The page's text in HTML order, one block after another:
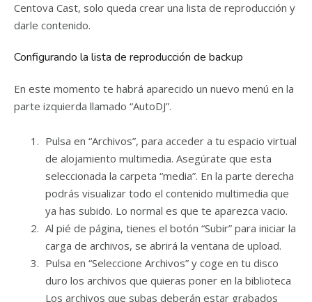
Centova Cast, solo queda crear una lista de reproducción y
darle contenido.
Configurando la lista de reproducción de backup
En este momento te habrá aparecido un nuevo menú en la
parte izquierda llamado “AutoDJ”.
Pulsa en “Archivos”, para acceder a tu espacio virtual
de alojamiento multimedia. Asegúrate que esta
seleccionada la carpeta “media”. En la parte derecha
podrás visualizar todo el contenido multimedia que
ya has subido. Lo normal es que te aparezca vacio.
Al pié de página, tienes el botón “Subir” para iniciar la
carga de archivos, se abrirá la ventana de upload.
Pulsa en “Seleccione Archivos” y coge en tu disco
duro los archivos que quieras poner en la biblioteca
Los archivos que subas deberán estar grabados